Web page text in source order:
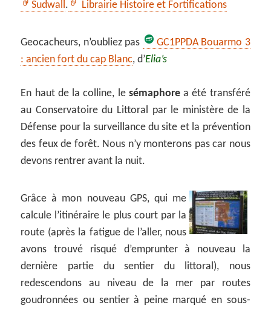
Sudwall. Librairie Histoire et Fortifications
Geocacheurs, n’oubliez pas
GC1PPDA Bouarmo 3
: ancien fort du cap Blanc, d’Elia’s
En haut de la colline, le sémaphorea été transféré
au Conservatoire du Littoral par le ministère de la
Défense pour la surveillance du site et la prévention
des feux de forêt. Nous n’y monterons pas car nous
devons rentrer avant la nuit.
Grâce à mon nouveau GPS, qui me
calcule l’itinéraire le plus court par la
route (après la fatigue de l’aller, nous
avons trouvé risqué d’emprunter à nouveau la
dernière partie du sentier du littoral), nous
redescendons au niveau de la mer par routes
goudronnées ou sentier à peine marqué en sous-